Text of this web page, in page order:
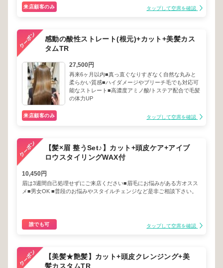
来店顧客のみ タップして空席を確認
感動の酸性ストレート(根元)+カット+美髪カス
タムTR
27,500円
再来6ヶ月以内■真っ直ぐなりすぎなく自然な丸みと
柔らかい質感■ハイダメージやブリーチ毛でも対応可
能なストレート■高濃度アミノ酸/トステア配合で毛髪
の体力UP
来店顧客のみ タップして空席を確認
【髪×眉 整うSet♪】カット+頭皮ケア+アイブ
ロウスタイリングWAX付
10,450円
眉は3週間自己処理せずにご来店ください■眉毛にお悩みがある方オスス
メ■男女OK ■普段のお悩みやスタイルチェンジなど是非ご相談下さい。
誰でも可 タップして空席を確認
【美髪★艶髪】カット+頭皮クレンジング+美
髪カスタムTR